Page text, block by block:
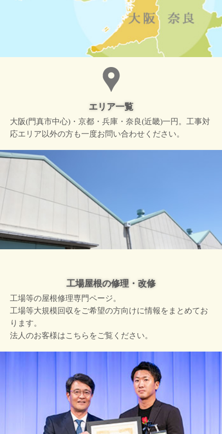
エリア一覧
大阪(門真市中心)・京都・兵庫・奈良(近畿)一円。工事対
応エリア以外の方も一度お問い合わせください。
工場屋根の修理・改修
工場等の屋根修理専門ページ。
工場等大規模回収をご希望の方向けに情報をまとめてお
ります。
法人のお客様はこちらをご覧ください。